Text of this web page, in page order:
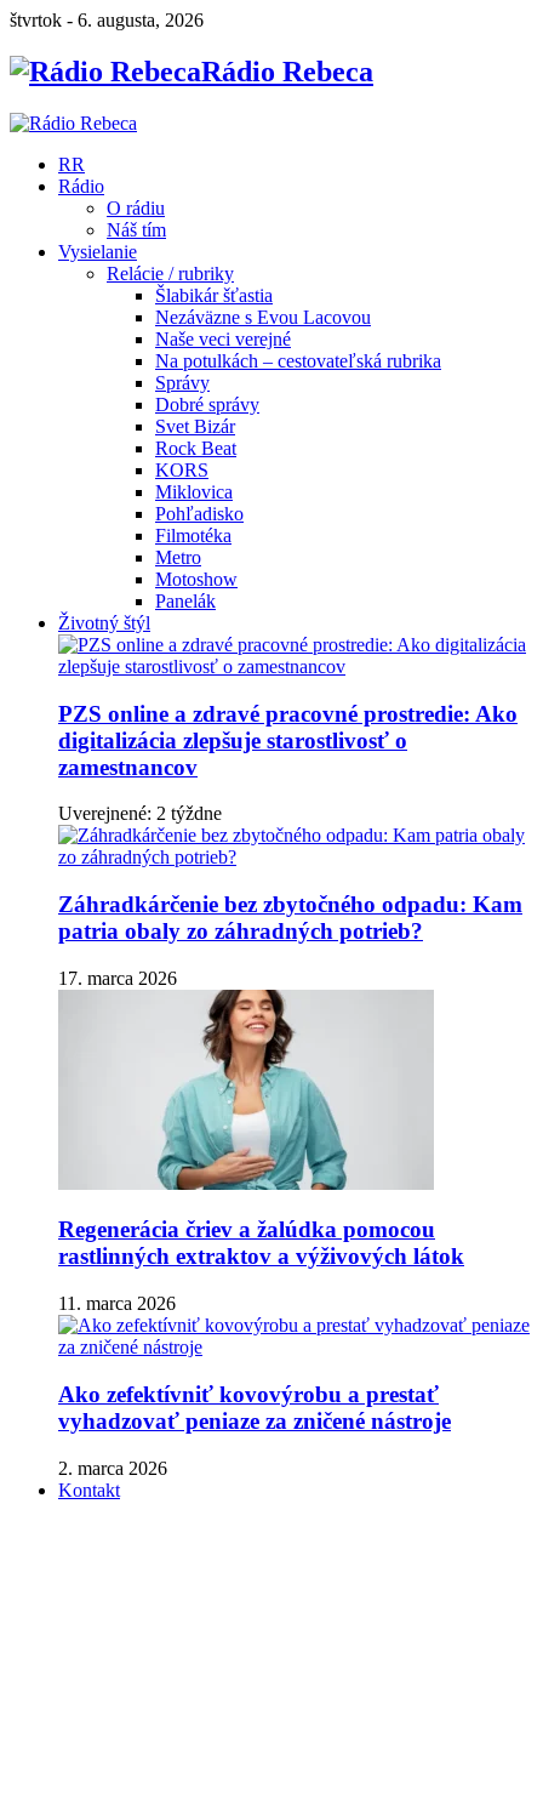
štvrtok - 6. augusta, 2026
Rádio Rebeca
RR
Rádio
O rádiu
Náš tím
Vysielanie
Relácie / rubriky
Šlabikár šťastia
Nezáväzne s Evou Lacovou
Naše veci verejné
Na potulkách – cestovateľská rubrika
Správy
Dobré správy
Svet Bizár
Rock Beat
KORS
Miklovica
Pohľadisko
Filmotéka
Metro
Motoshow
Panelák
Životný štýl
PZS online a zdravé pracovné prostredie: Ako
digitalizácia zlepšuje starostlivosť o
zamestnancov
Uverejnené: 2 týždne
Záhradkárčenie bez zbytočného odpadu: Kam
patria obaly zo záhradných potrieb?
17. marca 2026
Regenerácia čriev a žalúdka pomocou
rastlinných extraktov a výživových látok
11. marca 2026
Ako zefektívniť kovovýrobu a prestať
vyhadzovať peniaze za zničené nástroje
2. marca 2026
Kontakt